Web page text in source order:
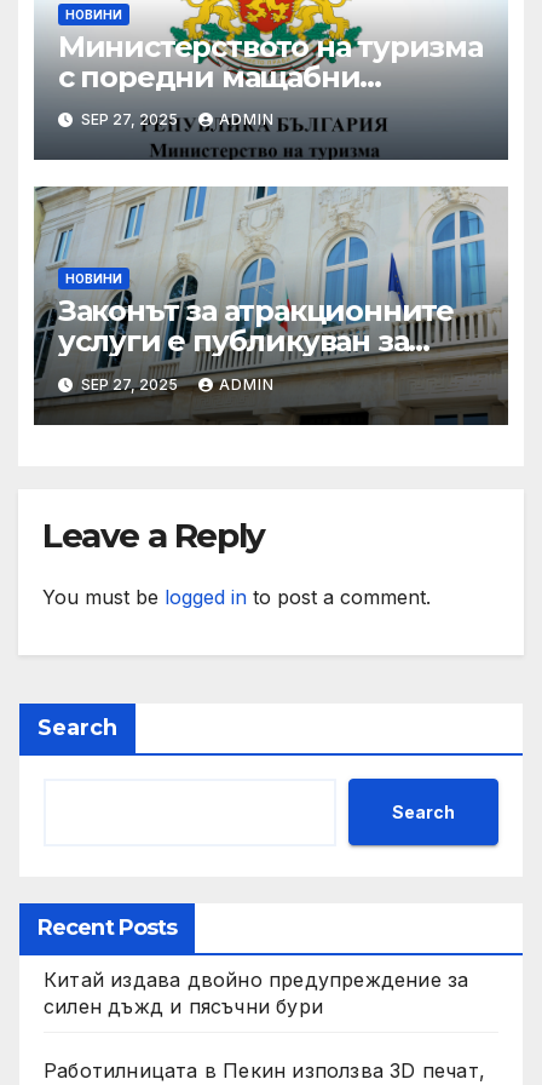
НОВИНИ
Министерството на туризма
с поредни мащабни
координирани проверки
през летния сезон
SEP 27, 2025 ADMIN
НОВИНИ
Законът за атракционните
услуги е публикуван за
обществено обсъждане
SEP 27, 2025 ADMIN
Leave a Reply
You must be logged in to post a comment.
Search
Search
Recent Posts
Китай издава двойно предупреждение за
силен дъжд и пясъчни бури
Работилницата в Пекин използва 3D печат,